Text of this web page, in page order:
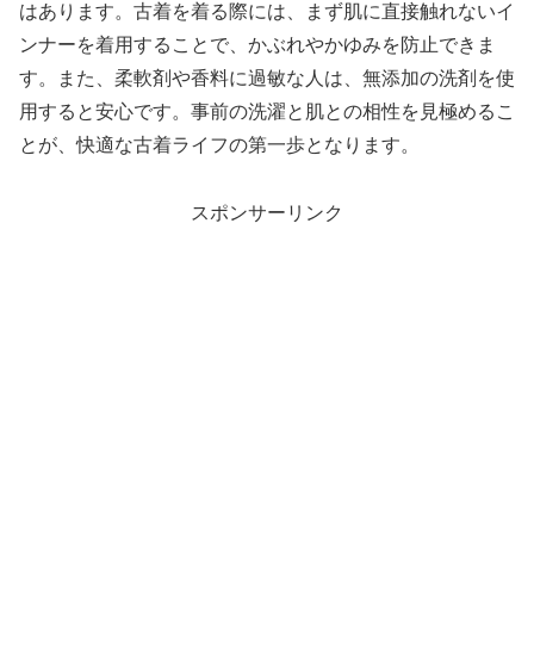
はあります。古着を着る際には、まず肌に直接触れないイ
ンナーを着用することで、かぶれやかゆみを防止できま
す。また、柔軟剤や香料に過敏な人は、無添加の洗剤を使
用すると安心です。事前の洗濯と肌との相性を見極めるこ
とが、快適な古着ライフの第一歩となります。
スポンサーリンク